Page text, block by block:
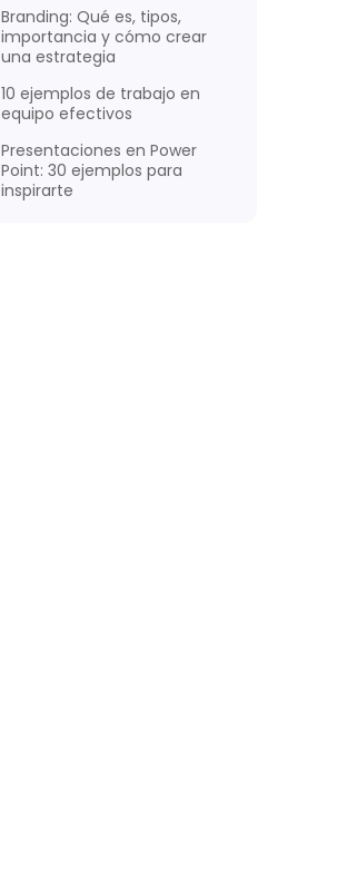
Branding: Qué es, tipos,
importancia y cómo crear
una estrategia
10 ejemplos de trabajo en
equipo efectivos
Presentaciones en Power
Point: 30 ejemplos para
inspirarte